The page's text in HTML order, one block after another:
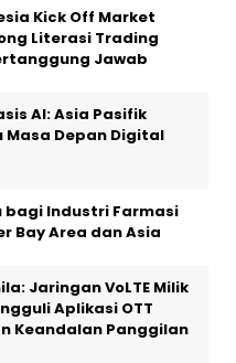
Kick Off Market
Literasi Trading
Jawab
AI: Asia Pasifik
Masa Depan Digital
bagi Industri Farmasi
Bay Area dan Asia
Jaringan VoLTE Milik
Aplikasi OTT
Keandalan Panggilan